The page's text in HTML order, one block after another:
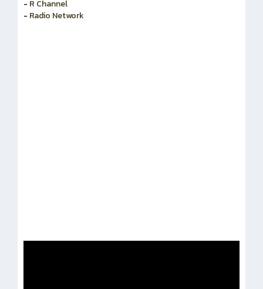
- R Channel
- Radio Network